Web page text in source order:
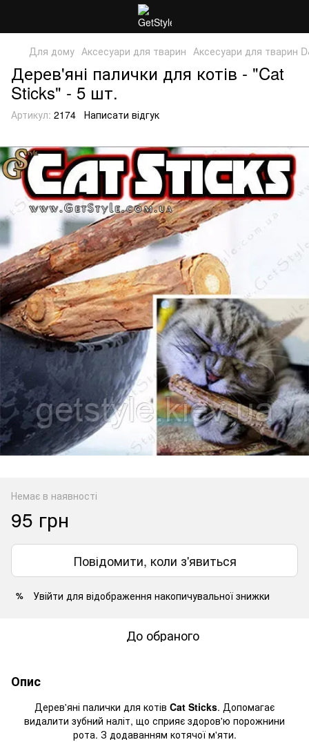
Для дому Аксесуари для тварин Аксесуари для тварин
Дерев'яні палички для котів - "Cat
Sticks" - 5 шт.
Артикул: 2174 Написати відгук
Немає в наявності
95 грн
Повідомити, коли з'явиться
% Увійти для відображення накопичувальної знижки
До обраного
Опис
Дерев'яні палички для котів Cat Sticks. Допомагає
видалити зубний наліт, що сприяє здоров'ю порожнини
рота. З додаванням котячої м'яти.